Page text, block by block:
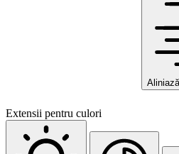
Extensii pentru culori